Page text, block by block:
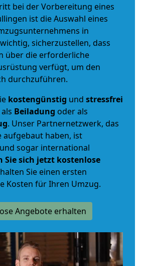
bei der Vorbereitung eines
ist die Auswahl eines
in
sicherzustellen, dass
über die erforderliche
verfügt, um den
durchzuführen.
kostengünstig und stressfrei
Beiladung oder als
. Unser Partnernetzwerk, das
aufgebaut haben, ist
sogar international
Sie sich jetzt kostenlose
Sie einen ersten
Kosten für Ihren Umzug.
Angebote erhalten